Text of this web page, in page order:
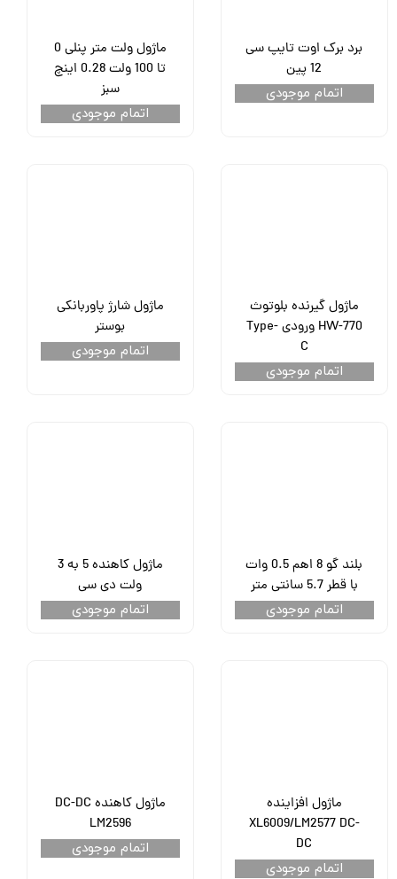
برد برک اوت تایپ سی
12 پین
اتمام موجودی
ماژول ولت متر پنلی 0
تا 100 ولت 0.28 اینچ
سبز
اتمام موجودی
ماژول گیرنده بلوتوث
HW-770 ورودی Type-
C
اتمام موجودی
ماژول شارژ پاوربانکی
بوستر
اتمام موجودی
بلند گو 8 اهم 0.5 وات
با قطر 5.7 سانتی متر
اتمام موجودی
ماژول کاهنده 5 به 3
ولت دی سی
اتمام موجودی
ماژول افزاینده
XL6009/LM2577 DC-
DC
اتمام موجودی
ماژول کاهنده DC-DC
LM2596
اتمام موجودی